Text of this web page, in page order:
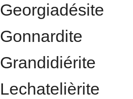
Georgiadésite
Gonnardite
Grandidiérite
Lechatelièrite